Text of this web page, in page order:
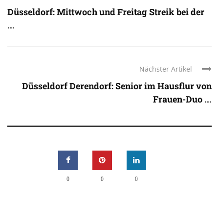
Düsseldorf: Mittwoch und Freitag Streik bei der
...
Nächster Artikel
Düsseldorf Derendorf: Senior im Hausflur von
Frauen-Duo ...
0 0 0